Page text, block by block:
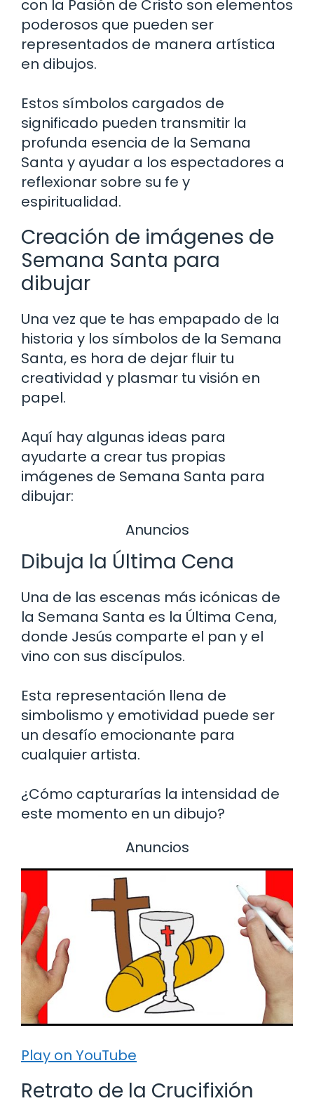
con la Pasión de Cristo son elementos
poderosos que pueden ser
representados de manera artística
en dibujos.
Estos símbolos cargados de
significado pueden transmitir la
profunda esencia de la Semana
Santa y ayudar a los espectadores a
reflexionar sobre su fe y
espiritualidad.
Creación de imágenes de
Semana Santa para
dibujar
Una vez que te has empapado de la
historia y los símbolos de la Semana
Santa, es hora de dejar fluir tu
creatividad y plasmar tu visión en
papel.
Aquí hay algunas ideas para
ayudarte a crear tus propias
imágenes de Semana Santa para
dibujar:
Anuncios
Dibuja la Última Cena
Una de las escenas más icónicas de
la Semana Santa es la Última Cena,
donde Jesús comparte el pan y el
vino con sus discípulos.
Esta representación llena de
simbolismo y emotividad puede ser
un desafío emocionante para
cualquier artista.
¿Cómo capturarías la intensidad de
este momento en un dibujo?
Anuncios
Play on YouTube
Retrato de la Crucifixión